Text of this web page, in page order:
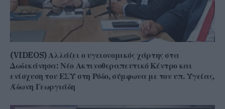
(VIDEOS) Αλλάζει ο υγειονομικός χάρτης στα
Δωδεκάνησα: Νέο Ακτινοθεραπευτικό Κέντρο και
ενίσχυση του ΕΣΥ στη Ρόδο, σύμφωνα με τον υπ. Υγείας,
Άδωνη Γεωργιάδη